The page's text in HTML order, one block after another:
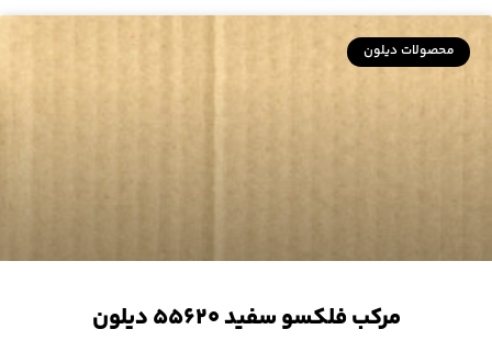
محصولات دیلون
مرکب فلکسو سفید ۵۵۶۲۰ دیلون